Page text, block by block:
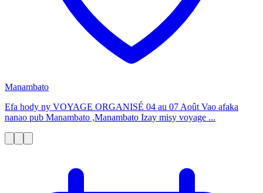
Manambato
Efa hody ny VOYAGE ORGANISÉ 04 au 07 Août Vao afaka
nanao pub Manambato ,Manambato Izay misy voyage ...